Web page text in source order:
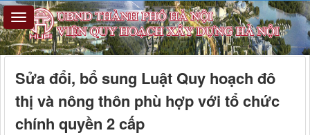
Sửa đổi, bổ sung Luật Quy hoạch đô
thị và nông thôn phù hợp với tổ chức
chính quyền 2 cấp